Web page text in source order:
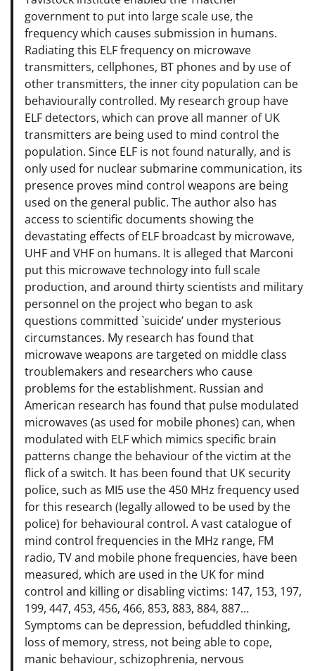
government to put into large scale use, the
frequency which causes submission in humans.
Radiating this ELF frequency on microwave
transmitters, cellphones, BT phones and by use of
other transmitters, the inner city population can be
behaviourally controlled. My research group have
ELF detectors, which can prove all manner of UK
transmitters are being used to mind control the
population. Since ELF is not found naturally, and is
only used for nuclear submarine communication, its
presence proves mind control weapons are being
used on the general public. The author also has
access to scientific documents showing the
devastating effects of ELF broadcast by microwave,
UHF and VHF on humans. It is alleged that Marconi
put this microwave technology into full scale
production, and around thirty scientists and military
personnel on the project who began to ask
questions committed `suicide’ under mysterious
circumstances. My research has found that
microwave weapons are targeted on middle class
troublemakers and researchers who cause
problems for the establishment. Russian and
American research has found that pulse modulated
microwaves (as used for mobile phones) can, when
modulated with ELF which mimics specific brain
patterns change the behaviour of the victim at the
flick of a switch. It has been found that UK security
police, such as MI5 use the 450 MHz frequency used
for this research (legally allowed to be used by the
police) for behavioural control. A vast catalogue of
mind control frequencies in the MHz range, FM
radio, TV and mobile phone frequencies, have been
measured, which are used in the UK for mind
control and killing or disabling victims: 147, 153, 197,
199, 447, 453, 456, 466, 853, 883, 884, 887…
Symptoms can be depression, befuddled thinking,
loss of memory, stress, not being able to cope,
manic behaviour, schizophrenia, nervous